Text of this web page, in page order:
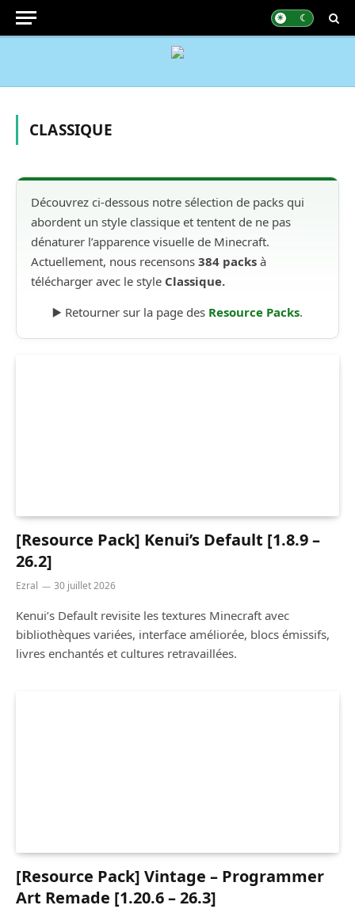
CLASSIQUE
Découvrez ci-dessous notre sélection de packs qui
abordent un style classique et tentent de ne pas
dénaturer l’apparence visuelle de Minecraft.
Actuellement, nous recensons 384 packs à
télécharger avec le style Classique.
▶️ Retourner sur la page des Resource Packs.
[Resource Pack] Kenui’s Default [1.8.9 –
26.2]
Ezral 30 juillet 2026
Kenui’s Default revisite les textures Minecraft avec
bibliothèques variées, interface améliorée, blocs émissifs,
livres enchantés et cultures retravaillées.
[Resource Pack] Vintage – Programmer
Art Remade [1.20.6 – 26.3]